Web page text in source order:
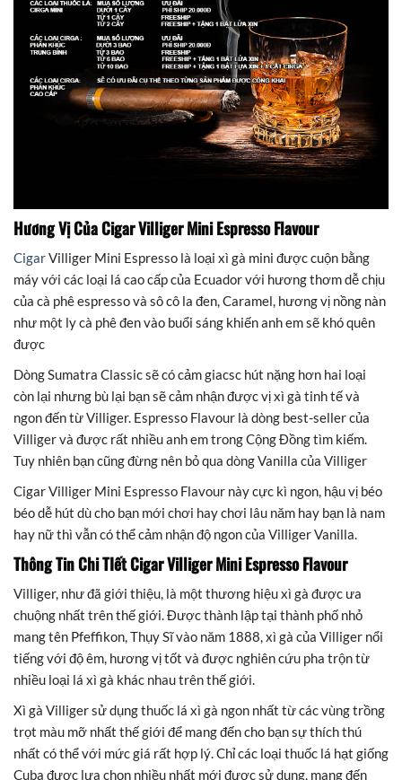
Hương Vị Của Cigar Villiger Mini Espresso Flavour
CigarVilliger Mini Espresso là loại xì gà mini được cuộn bằng
máy với các loại lá cao cấp của Ecuador với hương thơm dễ chịu
của cà phê espresso và sô cô la đen, Caramel, hương vị nồng nàn
như một ly cà phê đen vào buổi sáng khiến anh em sẽ khó quên
được
Dòng Sumatra Classic sẽ có cảm giacsc hút nặng hơn hai loại
còn lại nhưng bù lại bạn sẽ cảm nhận được vị xì gà tinh tế và
ngon đến từ Villiger. Espresso Flavour là dòng best-seller của
Villiger và được rất nhiều anh em trong Cộng Đồng tìm kiếm.
Tuy nhiên bạn cũng đừng nên bỏ qua dòng Vanilla của Villiger
Cigar Villiger Mini Espresso Flavour này cực kì ngon, hậu vị béo
béo dễ hút dù cho bạn mới chơi hay chơi lâu năm hay bạn là nam
hay nữ thì vẫn có thể cảm nhận độ ngon của Villiger Vanilla.
Thông Tin Chi TIết Cigar Villiger Mini Espresso Flavour
Villiger, như đã giới thiệu, là một thương hiệu xì gà được ưa
chuộng nhất trên thế giới. Được thành lập tại thành phố nhỏ
mang tên Pfeffikon, Thụy Sĩ vào năm 1888, xì gà của Villiger nổi
tiếng với độ êm, hương vị tốt và được nghiên cứu pha trộn từ
nhiều loại lá xì gà khác nhau trên thế giới.
Xì gà Villiger sử dụng thuốc lá xì gà ngon nhất từ các vùng trồng
trọt màu mỡ nhất thế giới để mang đến cho bạn sự thích thú
nhất có thể với mức giá rất hợp lý. Chỉ các loại thuốc lá hạt giống
Cuba được lựa chọn nhiều nhất mới được sử dụng, mang đến